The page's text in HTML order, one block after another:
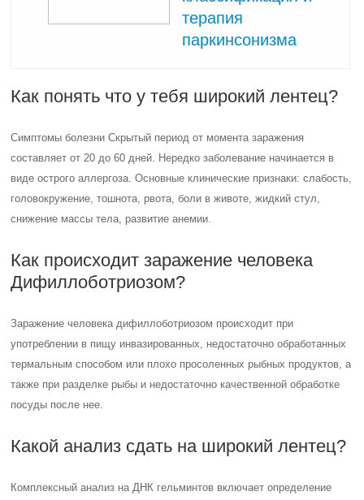
терапия
паркинсонизма
Как понять что у тебя широкий лентец?
Симптомы болезни Скрытый период от момента заражения
составляет от 20 до 60 дней. Нередко заболевание начинается в
виде острого аллергоза. Основные клинические признаки: слабость,
головокружение, тошнота, рвота, боли в животе, жидкий стул,
снижение массы тела, развитие анемии.
Как происходит заражение человека
Дифиллоботриозом?
Заражение человека дифиллоботриозом происходит при
употреблении в пищу инвазированных, недостаточно обработанных
термальным способом или плохо просоленных рыбных продуктов, а
также при разделке рыбы и недостаточно качественной обработке
посуды после нее.
Какой анализ сдать на широкий лентец?
Комплексный анализ на ДНК гельминтов включает определение